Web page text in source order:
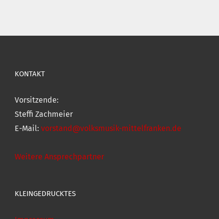
KONTAKT
Vorsitzende:
Steffi Zachmeier
E-Mail: vorstand@volksmusik-mittelfranken.de
Weitere Ansprechpartner
KLEINGEDRUCKTES